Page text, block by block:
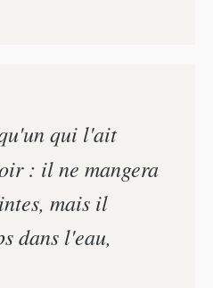
qui l'ait
: il ne mangera
mais il
dans l'eau,